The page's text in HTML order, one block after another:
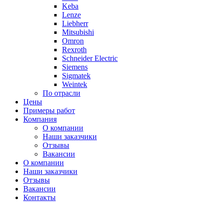
Keba
Lenze
Liebherr
Mitsubishi
Omron
Rexroth
Schneider Electric
Siemens
Sigmatek
Weintek
По отрасли
Цены
Примеры работ
Компания
О компании
Наши заказчики
Отзывы
Вакансии
О компании
Наши заказчики
Отзывы
Вакансии
Контакты